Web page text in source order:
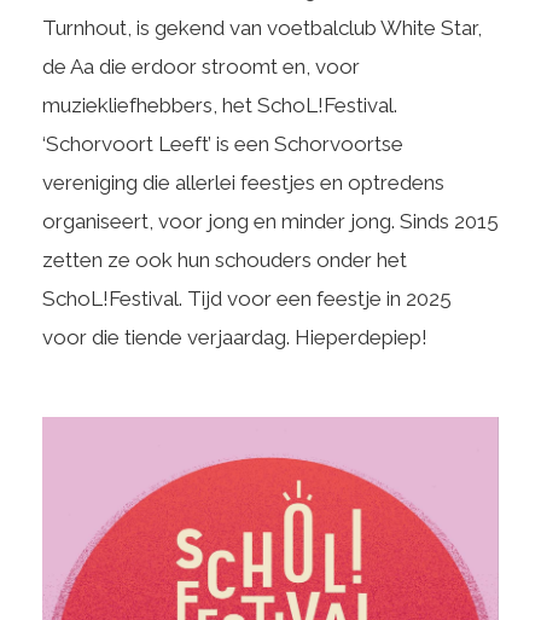
Turnhout, is gekend van voetbalclub White Star,
de Aa die erdoor stroomt en, voor
muziekliefhebbers, het SchoL!Festival.
‘Schorvoort Leeft’ is een Schorvoortse
vereniging die allerlei feestjes en optredens
organiseert, voor jong en minder jong. Sinds 2015
zetten ze ook hun schouders onder het
SchoL!Festival. Tijd voor een feestje in 2025
voor die tiende verjaardag. Hieperdepiep!